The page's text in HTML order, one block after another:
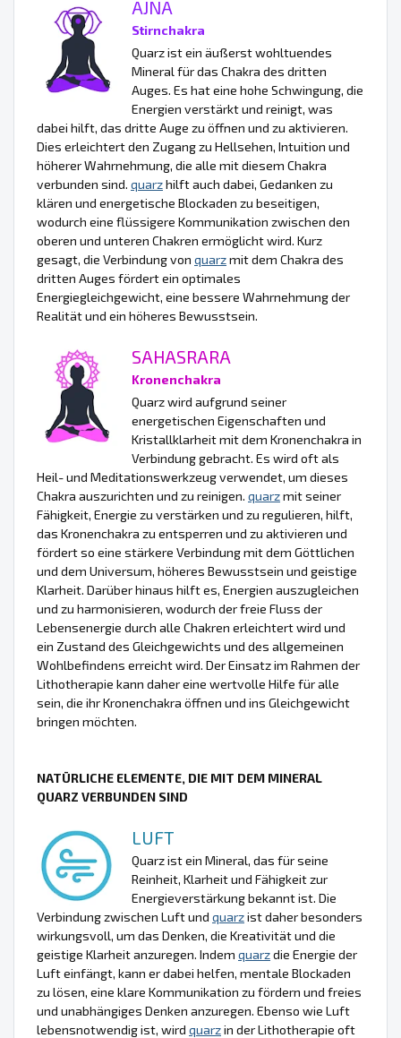
AJNA
Stirnchakra
Quarz ist ein äußerst wohltuendes
Mineral für das Chakra des dritten
Auges. Es hat eine hohe Schwingung, die
Energien verstärkt und reinigt, was
dabei hilft, das dritte Auge zu öffnen und zu aktivieren.
Dies erleichtert den Zugang zu Hellsehen, Intuition und
höherer Wahrnehmung, die alle mit diesem Chakra
verbunden sind. quarzhilft auch dabei, Gedanken zu
klären und energetische Blockaden zu beseitigen,
wodurch eine flüssigere Kommunikation zwischen den
oberen und unteren Chakren ermöglicht wird. Kurz
gesagt, die Verbindung von quarzmit dem Chakra des
dritten Auges fördert ein optimales
Energiegleichgewicht, eine bessere Wahrnehmung der
Realität und ein höheres Bewusstsein.
SAHASRARA
Kronenchakra
Quarz wird aufgrund seiner
energetischen Eigenschaften und
Kristallklarheit mit dem Kronenchakra in
Verbindung gebracht. Es wird oft als
Heil- und Meditationswerkzeug verwendet, um dieses
Chakra auszurichten und zu reinigen. quarzmit seiner
Fähigkeit, Energie zu verstärken und zu regulieren, hilft,
das Kronenchakra zu entsperren und zu aktivieren und
fördert so eine stärkere Verbindung mit dem Göttlichen
und dem Universum, höheres Bewusstsein und geistige
Klarheit. Darüber hinaus hilft es, Energien auszugleichen
und zu harmonisieren, wodurch der freie Fluss der
Lebensenergie durch alle Chakren erleichtert wird und
ein Zustand des Gleichgewichts und des allgemeinen
Wohlbefindens erreicht wird. Der Einsatz im Rahmen der
Lithotherapie kann daher eine wertvolle Hilfe für alle
sein, die ihr Kronenchakra öffnen und ins Gleichgewicht
bringen möchten.
NATÜRLICHE ELEMENTE, DIE MIT DEM MINERAL
QUARZ VERBUNDEN SIND
LUFT
Quarz ist ein Mineral, das für seine
Reinheit, Klarheit und Fähigkeit zur
Energieverstärkung bekannt ist. Die
Verbindung zwischen Luft und quarzist daher besonders
wirkungsvoll, um das Denken, die Kreativität und die
geistige Klarheit anzuregen. Indem quarzdie Energie der
Luft einfängt, kann er dabei helfen, mentale Blockaden
zu lösen, eine klare Kommunikation zu fördern und freies
und unabhängiges Denken anzuregen. Ebenso wie Luft
lebensnotwendig ist, wird quarzin der Lithotherapie oft